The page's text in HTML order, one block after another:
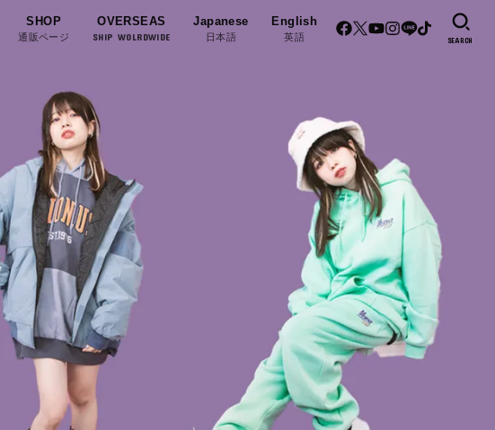
SHOP
通販ページ
OVERSEAS
SHIP WOLRDWIDE
Japanese
日本語
English
英語 SEARCH